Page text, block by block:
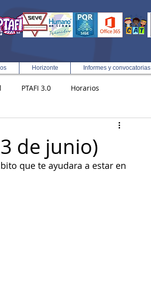
Horizonte Informes y convocatorias
PTAFI 3.0 Horarios
de junio)
que te ayudara a estar en